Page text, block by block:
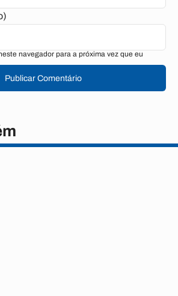
navegador para a próxima vez que eu
Publicar Comentário